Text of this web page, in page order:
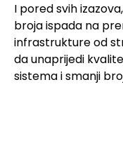
I pored svih
broja ispada na
infrastrukture od
da unaprijedi
sistema i smanji